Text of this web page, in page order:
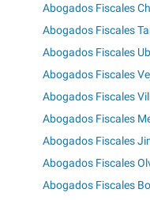
Abogados Fiscales
Abogados Fiscales
Abogados Fiscales
Abogados Fiscales
Abogados Fiscales
Abogados Fiscales
Abogados Fiscales
Abogados Fiscales
Abogados Fiscales